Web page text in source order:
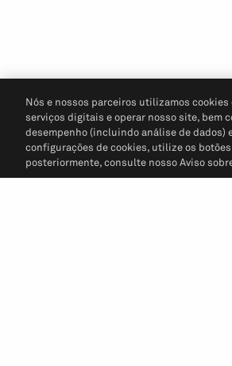
Nós e nossos parceiros utilizamos
serviços digitais e operar nosso site, bem
desempenho (incluindo análise de
configurações de cookies, utilize os
posteriormente, consulte nosso Aviso